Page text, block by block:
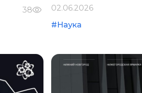
38
02.06.2026
#Наука